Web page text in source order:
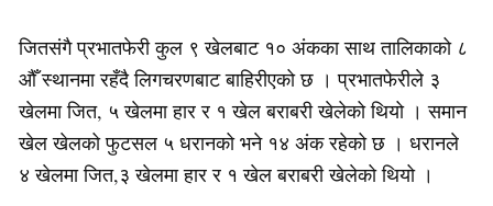
जितसंगै प्रभातफेरी कुल ९ खेलबाट १० अंकका साथ तालिकाको ८
औँ स्थानमा रहँदै लिगचरणबाट बाहिरीएको छ । प्रभातफेरीले ३
खेलमा जित, ५ खेलमा हार र १ खेल बराबरी खेलेको थियो । समान
खेल खेलको फुटसल ५ धरानको भने १४ अंक रहेको छ । धरानले
४ खेलमा जित,३ खेलमा हार र १ खेल बराबरी खेलेको थियो ।